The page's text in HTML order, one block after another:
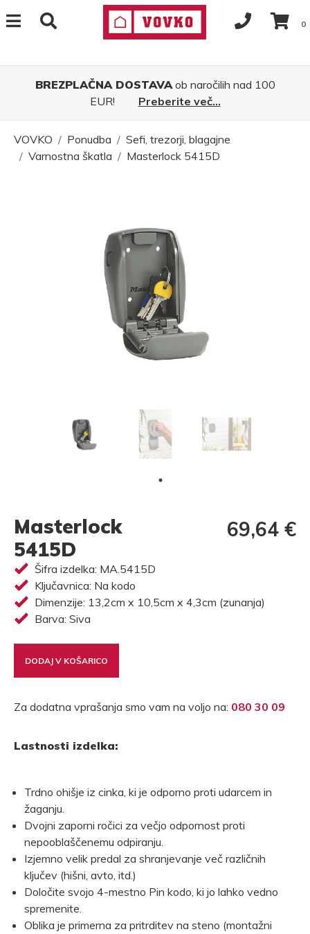
0
BREZPLAČNA DOSTAVAob naročilih nad 100
EUR!
Preberite več...
VOVKO Ponudba
Sefi, trezorji, blagajne
Varnostna škatla
Masterlock 5415D
Masterlock
5415D
69,64 €
Šifra izdelka: MA.5415D
Ključavnica: Na kodo
Dimenzije: 13,2cm x 10,5cm x 4,3cm (zunanja)
Barva: Siva
DODAJ V KOŠARICO
Za dodatna vprašanja smo vam na voljo na: 080 30 09
Lastnosti izdelka:
Trdno ohišje iz cinka, ki je odporno proti udarcem in
žaganju.
Dvojni zaporni ročici za večjo odpornost proti
nepooblaščenemu odpiranju.
Izjemno velik predal za shranjevanje več različnih
ključev (hišni, avto, itd.)
Določite svojo 4-mestno Pin kodo, ki jo lahko vedno
spremenite.
Oblika je primerna za pritrditev na steno (montažni